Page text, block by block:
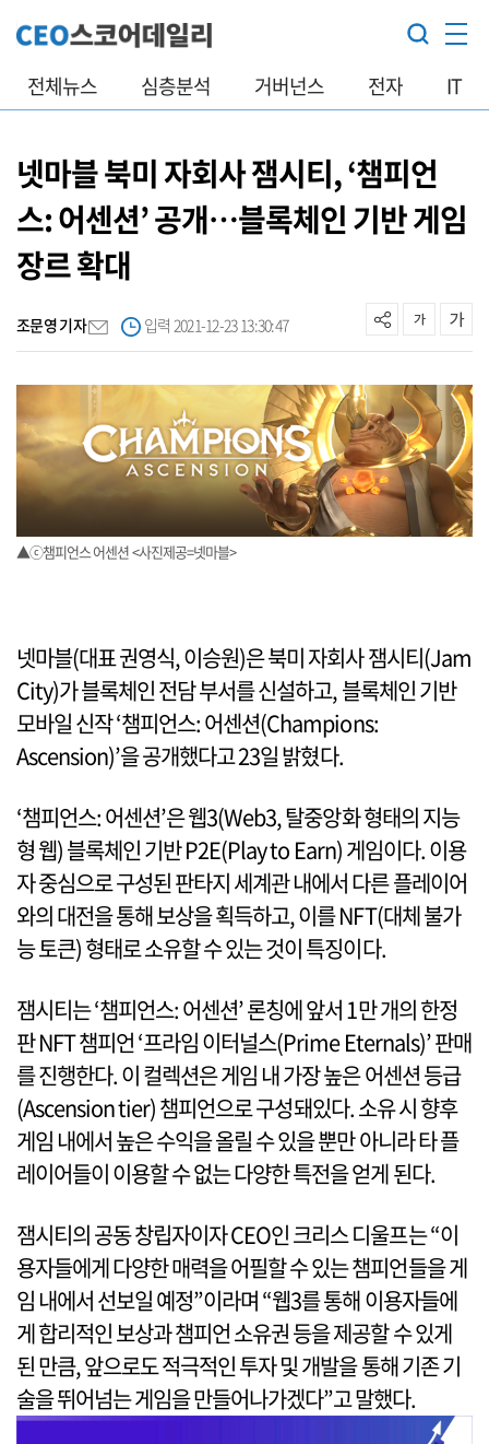
전체뉴스 심층분석 거버넌스 전자 IT
넷마블 북미 자회사 잼시티, ‘챔피언
스: 어센션’ 공개…블록체인 기반 게임
장르 확대
조문영 기자 입력 2021-12-23 13:30:47
▲ⓒ챔피언스 어센션 <사진제공=넷마블>
넷마블(대표 권영식, 이승원)은 북미 자회사 잼시티(Jam
City)가 블록체인 전담 부서를 신설하고, 블록체인 기반
모바일 신작 ‘챔피언스: 어센션(Champions:
Ascension)’을 공개했다고 23일 밝혔다.
‘챔피언스: 어센션’은 웹3(Web3, 탈중앙화 형태의 지능
형 웹) 블록체인 기반 P2E(Play to Earn) 게임이다. 이용
자 중심으로 구성된 판타지 세계관 내에서 다른 플레이어
와의 대전을 통해 보상을 획득하고, 이를 NFT(대체 불가
능 토큰) 형태로 소유할 수 있는 것이 특징이다.
잼시티는 ‘챔피언스: 어센션’ 론칭에 앞서 1만 개의 한정
판 NFT 챔피언 ‘프라임 이터널스(Prime Eternals)’ 판매
를 진행한다. 이 컬렉션은 게임 내 가장 높은 어센션 등급
(Ascension tier) 챔피언으로 구성돼있다. 소유 시 향후
게임 내에서 높은 수익을 올릴 수 있을 뿐만 아니라 타 플
레이어들이 이용할 수 없는 다양한 특전을 얻게 된다.
잼시티의 공동 창립자이자 CEO인 크리스 디울프는 “이
용자들에게 다양한 매력을 어필할 수 있는 챔피언들을 게
임 내에서 선보일 예정”이라며 “웹3를 통해 이용자들에
게 합리적인 보상과 챔피언 소유권 등을 제공할 수 있게
된 만큼, 앞으로도 적극적인 투자 및 개발을 통해 기존 기
술을 뛰어넘는 게임을 만들어나가겠다”고 말했다.